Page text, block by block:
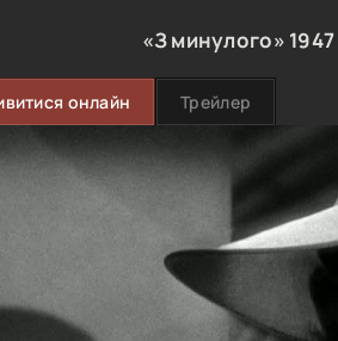
«З минулого» 1947
онлайн Трейлер